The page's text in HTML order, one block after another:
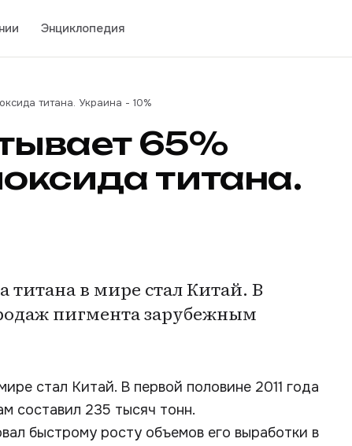
Энциклопедия
титана. Украина - 10%
65%
титана.
в мире стал Китай. В
пигмента зарубежным
стал Китай. В первой половине 2011 года
составил 235 тысяч тонн.
быстрому росту объемов его выработки в